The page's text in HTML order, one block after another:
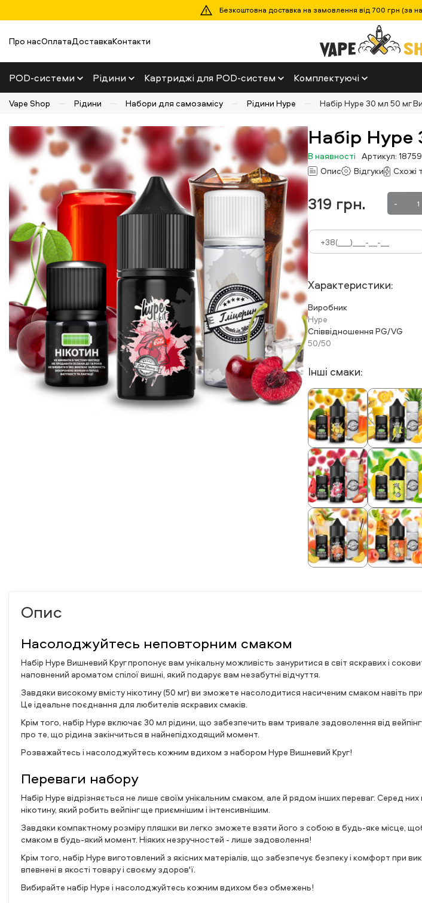
Безкоштовна доставка на замовлення від 700 грн (за
Про насОплатаДоставкаКонтакти
POD-системи Рідини Картриджі для POD-систем Комплектуючі
Vape Shop Рідини Набори для самозамісу Рідини Hype Набір Hype 30 мл 50 мг
Набір
В наявності Артикул: 18759
Опис
Відгуки Схожі
319 грн. -
Характеристики:
Виробник
Hype
Співвідношення PG/VG
50/50
Інші смаки:
Опис
Насолоджуйтесь неповторним смаком
Набір Hype Вишневий Круг пропонує вам унікальну можливість зануритися в світ яскравих і
наповнений ароматом спілої вишні, який подарує вам незабутні відчуття.
Завдяки високому вмісту нікотину (50 мг) ви зможете насолодитися насиченим смаком навіть
Це ідеальне поєднання для любителів яскравих смаків.
Крім того, набір Hype включає 30 мл рідини, що забезпечить вам тривале задоволення від
про те, що рідина закінчиться в найнепідходящий момент.
Розважайтесь і насолоджуйтесь кожним вдихом з набором Hype Вишневий Круг!
Переваги набору
Набір Hype відрізняється не лише своїм унікальним смаком, але й рядом інших переваг. Серед
нікотину, який робить вейпінг ще приємнішим і інтенсивнішим.
Завдяки компактному розміру пляшки ви легко зможете взяти його з собою в будь-яке місце,
смаком в будь-який момент. Ніяких незручностей - лише задоволення!
Крім того, набір Hype виготовлений з якісних матеріалів, що забезпечує безпеку і комфорт при
впевнені в якості товару і своєму здоров'ї.
Вибирайте набір Hype і насолоджуйтесь кожним вдихом без обмежень!